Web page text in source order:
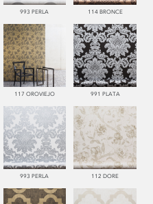
993 PERLA 114 BRONCE
117 OROVIEJO 991 PLATA
993 PERLA 112 DORE